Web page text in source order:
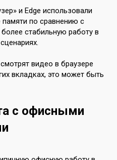
и Edge использовали
по сравнению с
стабильную работу в
видео в браузере
вкладках, это может быть
с офисными